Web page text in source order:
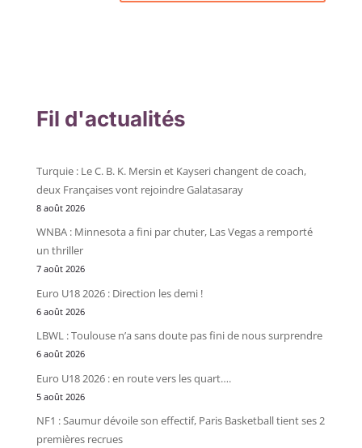
Fil d'actualités
Turquie : Le C. B. K. Mersin et Kayseri changent de coach,
deux Françaises vont rejoindre Galatasaray
8 août 2026
WNBA : Minnesota a fini par chuter, Las Vegas a remporté
un thriller
7 août 2026
Euro U18 2026 : Direction les demi !
6 août 2026
LBWL : Toulouse n’a sans doute pas fini de nous surprendre
6 août 2026
Euro U18 2026 : en route vers les quart….
5 août 2026
NF1 : Saumur dévoile son effectif, Paris Basketball tient ses 2
premières recrues